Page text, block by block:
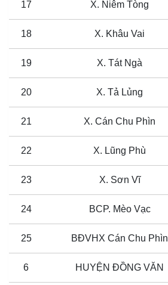
17 X. Niêm Tòng
18 X. Khâu Vai
19 X. Tát Ngà
20 X. Tả Lủng
21 X. Cán Chu Phìn
22 X. Lũng Phù
23 X. Sơn Vĩ
24 BCP. Mèo Vạc
25 BĐVHX Cán Chu Phìn
6 HUYỆN ĐỒNG VĂN